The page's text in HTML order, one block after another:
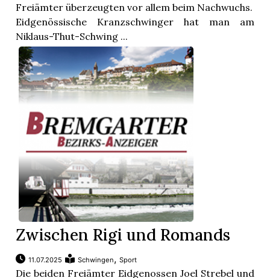
Freiämter überzeugten vor allem beim Nachwuchs.
Eidgenössische Kranzschwinger hat man am
Niklaus-Thut-Schwing ...
Zwischen Rigi und Romands
11.07.2025 Schwingen,Sport
Die beiden Freiämter Eidgenossen Joel Strebel und